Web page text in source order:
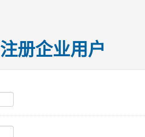
注册企业用户